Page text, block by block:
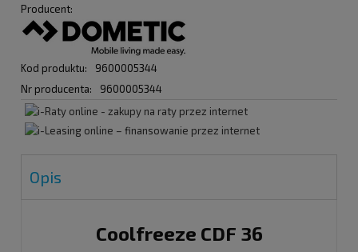
Producent:
Kod produktu:
9600005344
Nr producenta:
9600005344
Opis
Coolfreeze CDF 36